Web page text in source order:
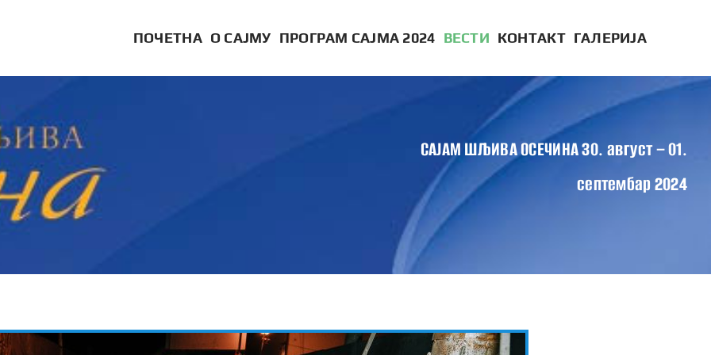
ПОЧЕТНА О САЈМУ ПРОГРАМ САЈМА 2024 ВЕСТИ КОНТАКТ ГАЛЕРИЈА
САЈАМ ШЉИВА ОСЕЧИНА 30. август – 01.
септембар 2024